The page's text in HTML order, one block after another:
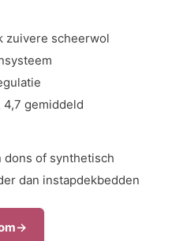
zuivere scheerwol
4,7 gemiddeld
dons of synthetisch
dan instapdekbedden